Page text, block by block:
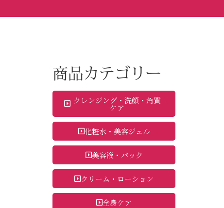
商品カテゴリー
クレンジング・洗顔・角質
ケア
化粧水・美容ジェル
美容液・パック
クリーム・ローション
全身ケア